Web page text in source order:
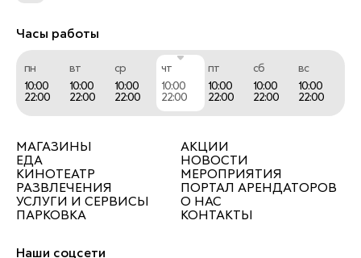
Часы работы
пн
10:00
22:00
вт
10:00
22:00
ср
10:00
22:00
чт
10:00
22:00
пт
10:00
22:00
сб
10:00
22:00
вс
10:00
22:00
МАГАЗИНЫ
ЕДА
КИНОТЕАТР
РАЗВЛЕЧЕНИЯ
УСЛУГИ И СЕРВИСЫ
ПАРКОВКА
АКЦИИ
НОВОСТИ
МЕРОПРИЯТИЯ
ПОРТАЛ АРЕНДАТОРОВ
О НАС
КОНТАКТЫ
Наши соцсети